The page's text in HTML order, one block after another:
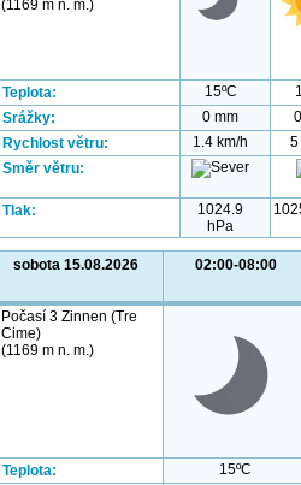
(1169 m n. m.)
Teplota: 15ºC
Srážky:
0 mm
Rychlost větru:
1.4 km/h
5
Směr větru:
Tlak:
1024.9
hPa
sobota 15.08.2026 02:00-08:00
Počasí 3 Zinnen (Tre
Cime)
(1169 m n. m.)
Teplota:
15ºC